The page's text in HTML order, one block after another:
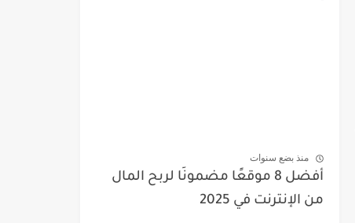
منذ بضع سنوات
أفضل 8 موقعًا مضمونًا لربح المال
من الإنترنت في 2025